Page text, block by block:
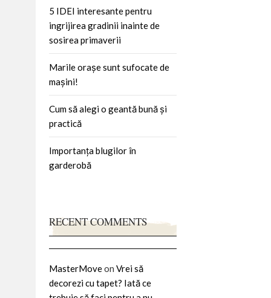
5 IDEI interesante pentru
ingrijirea gradinii inainte de
sosirea primaverii
Marile orașe sunt sufocate de
mașini!
Cum să alegi o geantă bună și
practică
Importanța blugilor în
garderobă
RECENT COMMENTS
MasterMoveon Vrei să
decorezi cu tapet? Iată ce